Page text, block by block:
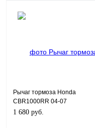
Рычаг тормоза Honda
CBR1000RR 04-07
1 680 руб.